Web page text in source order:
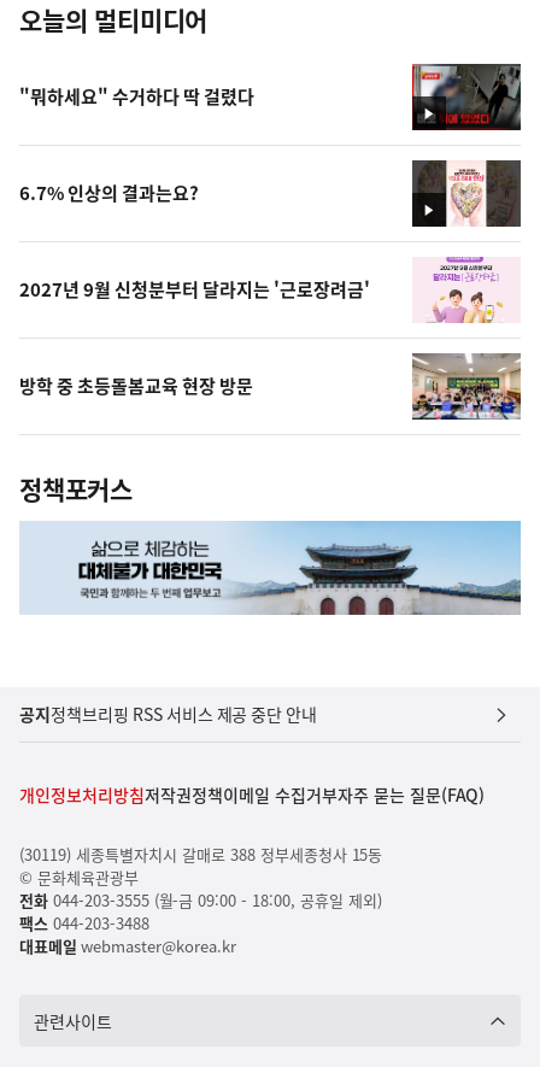
오늘의 멀티미디어
영
상
"뭐하세요" 수거하다 딱 걸렸다
영
상
6.7% 인상의 결과는요?
2027년 9월 신청분부터 달라지는 '근로장려금'
방학 중 초등돌봄교육 현장 방문
정책포커스
공지정책브리핑 RSS 서비스 제공 중단 안내
개인정보처리방침저작권정책이메일 수집거부자주 묻는 질문(FAQ)
(30119) 세종특별자치시 갈매로 388 정부세종청사 15동
© 문화체육관광부
전화044-203-3555 (월-금 09:00 - 18:00, 공휴일 제외)
팩스044-203-3488
대표메일 webmaster@korea.kr
관련사이트